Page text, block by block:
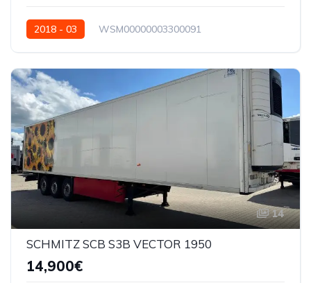
2018 - 03 WSM00000003300091
14
SCHMITZ SCB S3B VECTOR 1950
14,900€